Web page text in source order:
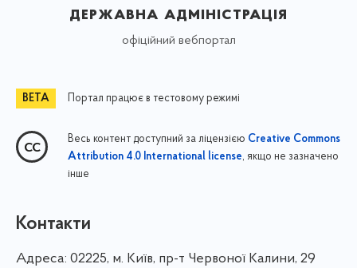
державна адміністрація
офіційний вебпортал
Портал працює в тестовому режимі
Весь контент доступний за ліцензією Creative Commons
Attribution 4.0 International license, якщо не зазначено
інше
Контакти
Адреса: 02225, м. Київ, пр-т Червоної Калини, 29